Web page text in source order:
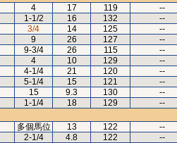
4 17 119 --
1-1/2 16 132 --
3/4 14 125 --
9 26 127 --
9-3/4 26 115 --
4 10 129 --
4-1/4 21 120 --
5-1/4 15 121 --
15 9.3 130 --
1-1/4 18 129 --
多個馬位 13 122 --
2-1/4 4.8 122 --